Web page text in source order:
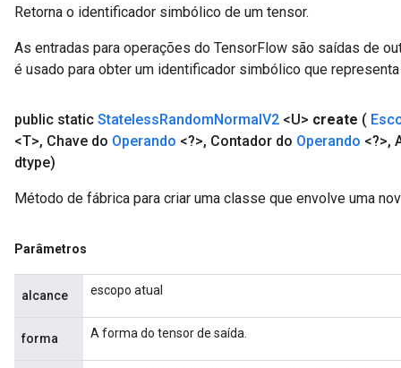
Retorna o identificador simbólico de um tensor.
As entradas para operações do TensorFlow são saídas de
é usado para obter um identificador simbólico que
public static StatelessRandomNormalV2 <U> create (
<T>, Chave do Operando <?>, Contador do Operando <?>,
dtype)
Método de fábrica para criar uma classe que envolve uma
Parâmetros
alcance escopo atual
forma A forma do tensor de saída.